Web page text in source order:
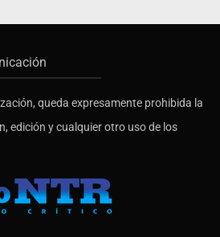
queda expresamente prohibida la
edición y cualquier otro uso de los